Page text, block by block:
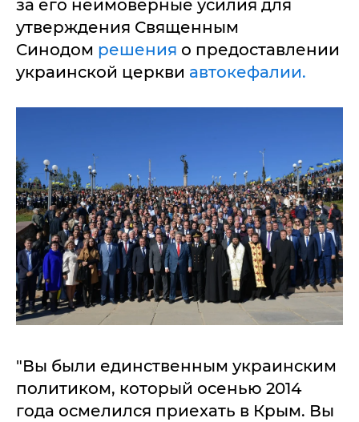
за его неимоверные усилия для
утверждения Священным
Синодом решения о предоставлении
украинской церкви автокефалии.
"Вы были единственным украинским
политиком, который осенью 2014
года осмелился приехать в Крым. Вы